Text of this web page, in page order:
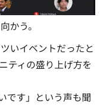
かう。
いイベントだったと
ティの盛り上げ方を
です」という声も聞